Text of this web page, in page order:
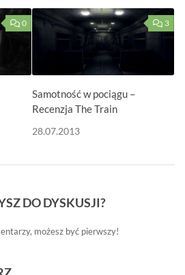
0 3
Samotność w pociągu –
Recenzja The Train
28.07.2013
DO DYSKUSJI?
możesz być pierwszy!